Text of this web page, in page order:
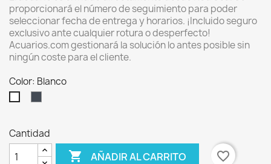
proporcionará el número de seguimiento para poder
seleccionar fecha de entrega y horarios. ¡Incluido seguro
exclusivo ante cualquier rotura o desperfecto!
Acuarios.com gestionará la solución lo antes posible sin
ningún coste para el cliente.
Color: Blanco
Cantidad
 AÑADIR AL CARRITO favorite_border